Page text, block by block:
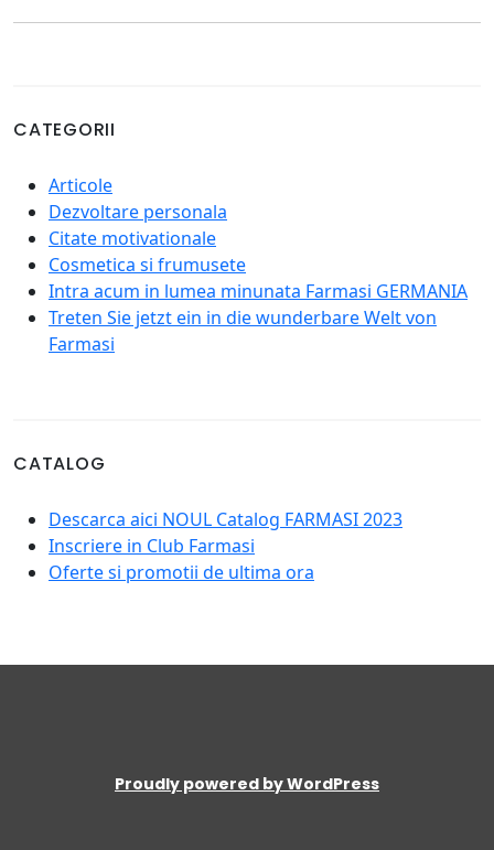
CATEGORII
Articole
Dezvoltare personala
Citate motivationale
Cosmetica si frumusete
Intra acum in lumea minunata Farmasi GERMANIA
Treten Sie jetzt ein in die wunderbare Welt von
Farmasi
CATALOG
Descarca aici NOUL Catalog FARMASI 2023
Inscriere in Club Farmasi
Oferte si promotii de ultima ora
Proudly powered by WordPress